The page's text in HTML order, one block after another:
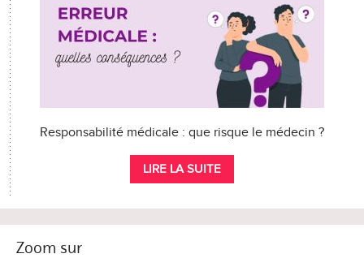
Responsabilité médicale : que risque le médecin ?
LIRE LA SUITE
Zoom sur